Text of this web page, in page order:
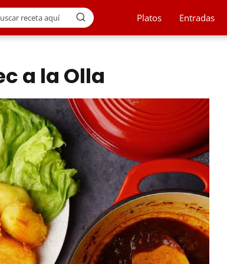
Platos Entradas
a la Olla